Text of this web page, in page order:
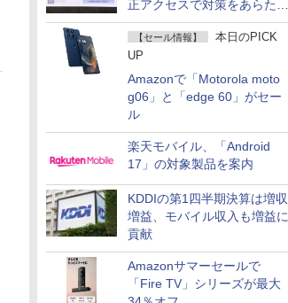
正アクセスで対策をあらため
て説明
【セール情報】
本日のPICK
UP
Amazonで「Motorola moto
g06」と「edge 60」がセー
ル
楽天モバイル、「Android
17」の対象製品を案内
KDDIの第1四半期決算は増収
増益、モバイル収入も増益に
貢献
Amazonサマーセールで
「Fire TV」シリーズが最大